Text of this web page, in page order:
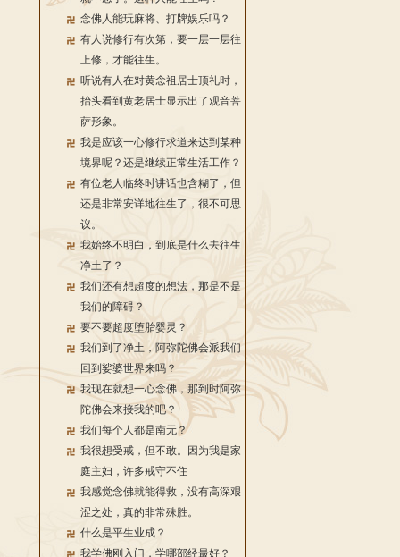
念佛人能玩麻将、打牌娱乐吗？
有人说修行有次第，要一层一层往
上修，才能往生。
听说有人在对黄念祖居士顶礼时，
抬头看到黄老居士显示出了观音菩
萨形象。
我是应该一心修行求道来达到某种
境界呢？还是继续正常生活工作？
有位老人临终时讲话也含糊了，但
还是非常安详地往生了，很不可思
议。
我始终不明白，到底是什么去往生
净土了？
我们还有想超度的想法，那是不是
我们的障碍？
要不要超度堕胎婴灵？
我们到了净土，阿弥陀佛会派我们
回到娑婆世界来吗？
我现在就想一心念佛，那到时阿弥
陀佛会来接我的吧？
我们每个人都是南无？
我很想受戒，但不敢。因为我是家
庭主妇，许多戒守不住
我感觉念佛就能得救，没有高深艰
涩之处，真的非常殊胜。
什么是平生业成？
我学佛刚入门，学哪部经最好？